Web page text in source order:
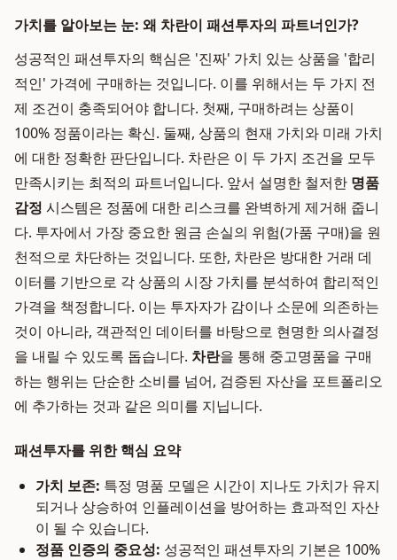
가치를 알아보는 눈: 왜 차란이 패션투자의 파트너인가?
성공적인 패션투자의 핵심은 '진짜' 가치 있는 상품을 '합리
적인' 가격에 구매하는 것입니다. 이를 위해서는 두 가지 전
제 조건이 충족되어야 합니다. 첫째, 구매하려는 상품이
100% 정품이라는 확신. 둘째, 상품의 현재 가치와 미래 가치
에 대한 정확한 판단입니다. 차란은 이 두 가지 조건을 모두
만족시키는 최적의 파트너입니다. 앞서 설명한 철저한 명품
감정 시스템은 정품에 대한 리스크를 완벽하게 제거해 줍니
다. 투자에서 가장 중요한 원금 손실의 위험(가품 구매)을 원
천적으로 차단하는 것입니다. 또한, 차란은 방대한 거래 데
이터를 기반으로 각 상품의 시장 가치를 분석하여 합리적인
가격을 책정합니다. 이는 투자자가 감이나 소문에 의존하는
것이 아니라, 객관적인 데이터를 바탕으로 현명한 의사결정
을 내릴 수 있도록 돕습니다. 차란을 통해 중고명품을 구매
하는 행위는 단순한 소비를 넘어, 검증된 자산을 포트폴리오
에 추가하는 것과 같은 의미를 지닙니다.
패션투자를 위한 핵심 요약
가치 보존: 특정 명품 모델은 시간이 지나도 가치가 유지
되거나 상승하여 인플레이션을 방어하는 효과적인 자산
이 될 수 있습니다.
정품 인증의 중요성: 성공적인 패션투자의 기본은 100%